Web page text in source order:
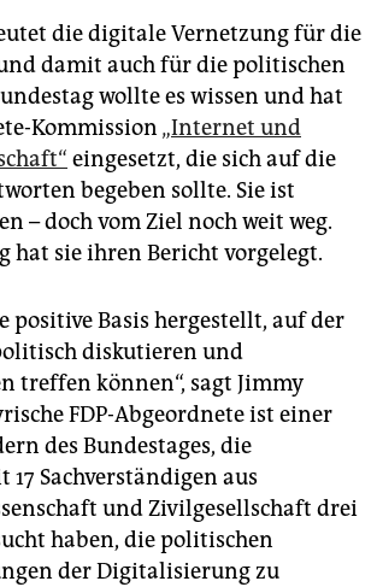
die digitale Vernetzung für die
damit auch für die politischen
wollte es wissen und hat
Kommission „Internet und
eingesetzt, die sich auf die
begeben sollte. Sie ist
– doch vom Ziel noch weit weg.
hat sie ihren Bericht vorgelegt.
positive Basis hergestellt, auf der
diskutieren und
treffen können“, sagt Jimmy
FDP-Abgeordnete ist einer
des Bundestages, die
17 Sachverständigen aus
und Zivilgesellschaft drei
haben, die politischen
der Digitalisierung zu